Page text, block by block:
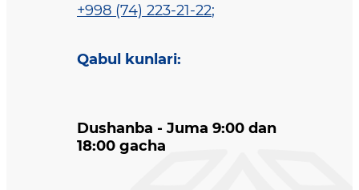
+998 (74) 223-21-22;
Qabul kunlari:
Dushanba - Juma 9:00 dan
18:00 gacha